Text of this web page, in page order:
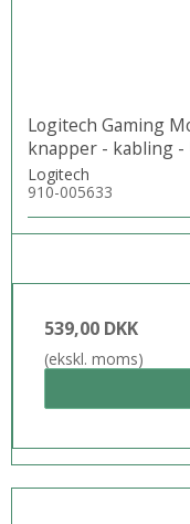
Logitech Gaming
knapper - kabling -
Logitech
910-005633
539,00 DKK
(ekskl. moms)